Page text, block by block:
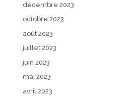
décembre 2023
octobre 2023
août 2023
juillet 2023
juin 2023
mai 2023
avril 2023